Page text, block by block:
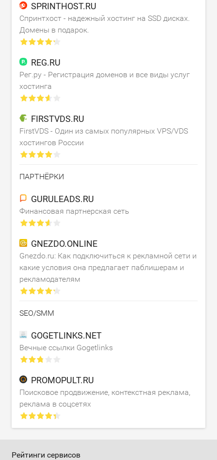
SPRINTHOST.RU
Спринтхост - надежный хостинг на SSD дисках.
Домены в подарок.
REG.RU
Рег.ру - Регистрация доменов и все виды услуг
хостинга
FIRSTVDS.RU
FirstVDS - Один из самых популярных VPS/VDS
хостингов России
ПАРТНЁРКИ
GURULEADS.RU
Финансовая партнерская сеть
GNEZDO.ONLINE
Gnezdo.ru: Как подключиться к рекламной сети и
какие условия она предлагает паблишерам и
рекламодателям
SEO/SMM
GOGETLINKS.NET
Вечные ссылки Gogetlinks
PROMOPULT.RU
Поисковое продвижение, контекстная реклама,
реклама в соцсетях
Рейтинги сервисов